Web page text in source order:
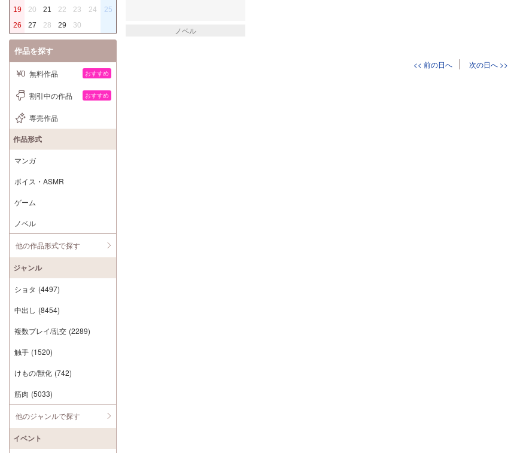
ノベル
<< 前の日へ 次の日へ >>
19
20 21 22 23 24
25
26
27 28 29 30
作品を探す
無料作品 おすすめ
割引中の作品 おすすめ
専売作品
作品形式
マンガ
ボイス・ASMR
ゲーム
ノベル
他の作品形式で探す
ジャンル
ショタ (4497)
中出し (8454)
複数プレイ/乱交 (2289)
触手 (1520)
けもの/獣化 (742)
筋肉 (5033)
他のジャンルで探す
イベント